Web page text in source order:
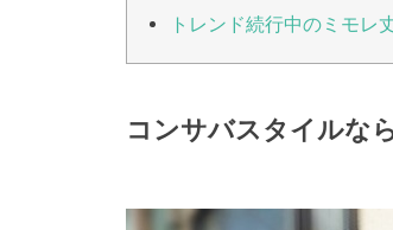
トレンド続行中のミモレ
コンサバスタイルな